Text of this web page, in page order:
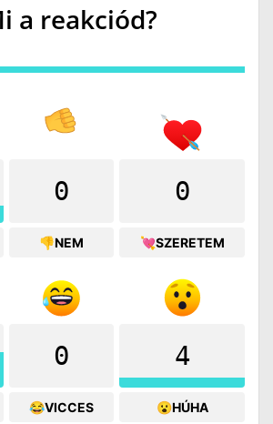
a reakciód?
0
👎NEM
0
💘SZERETEM
0
😂VICCES
4
😮HÚHA